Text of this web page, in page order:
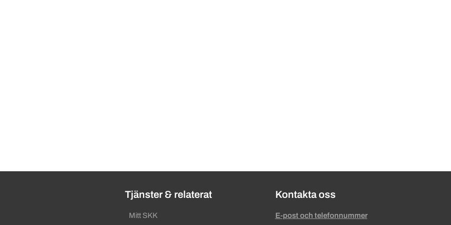
länkar Tjänster & relaterat
Mitt SKK
Kontakta oss
E-post och telefonnummer